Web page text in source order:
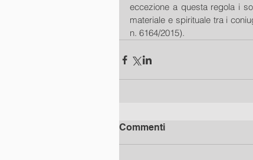
eccezione a questa regola i
materiale e spirituale tra i
n. 6164/2015).
Commenti